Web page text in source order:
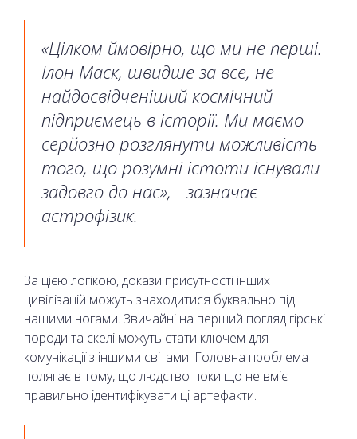
«Цілком ймовірно, що ми не перші.
Ілон Маск, швидше за все, не
найдосвідченіший космічний
підприємець в історії. Ми маємо
серйозно розглянути можливість
того, що розумні істоти існували
задовго до нас», - зазначає
астрофізик.
За цією логікою, докази присутності інших
цивілізацій можуть знаходитися буквально під
нашими ногами. Звичайні на перший погляд гірські
породи та скелі можуть стати ключем для
комунікації з іншими світами. Головна проблема
полягає в тому, що людство поки що не вміє
правильно ідентифікувати ці артефакти.